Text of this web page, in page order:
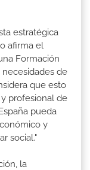
estratégica
afirma el
Formación
necesidades de
que esto
profesional de
pueda
y
social."
la